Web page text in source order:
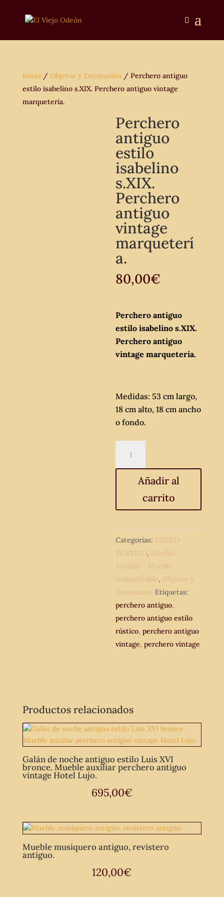
Inicio/ Objetos y Decoración / Perchero antiguo
estilo isabelino s.XIX. Perchero antiguo vintage
marquetería.
Perchero
antiguo
estilo
isabelino
s.XIX.
Perchero
antiguo
vintage
marqueterí
a.
80,00€
Perchero antiguo
estilo isabelino s.XIX.
Perchero antiguo
vintage marquetería.
Medidas: 53 cm largo,
18 cm alto, 18 cm ancho
o fondo.
antiguo
estilo
isabelino
Perchero
vintage
marquetería.
cantidad
Añadir al
carrito
Categorías: ESTILO
RÚSTICO, Mueble
Auxiliar - Mueble
Inclasificable, Objetos y
Decoración Etiquetas:
perchero antiguo,
perchero antiguo estilo
rústico,perchero antiguo
vintage,perchero vintage
Productos relacionados
Galán de noche antiguo estilo Luis XVI
bronce. Mueble auxiliar perchero antiguo
vintage Hotel Lujo.
695,00€
Mueble musiquero antiguo, revistero
antiguo.
120,00€